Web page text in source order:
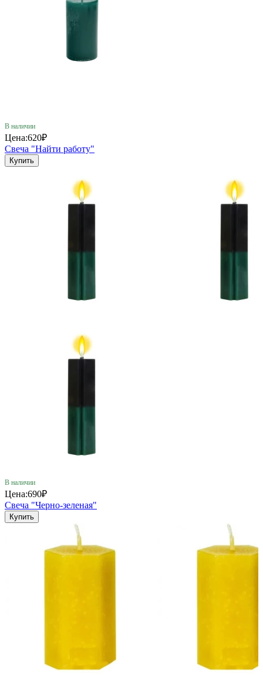
В наличии
Цена:620₽
Свеча "Найти работу"
Купить
В наличии
Цена:690₽
Свеча "Черно-зеленая"
Купить